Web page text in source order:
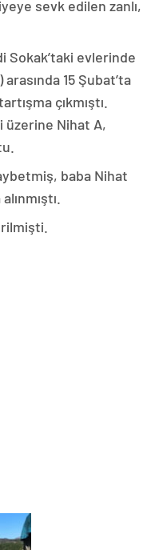
sevk edilen zanlı,
Sokak’taki evlerinde
15 Şubat’ta
çıkmıştı.
üzerine Nihat A,
baba Nihat